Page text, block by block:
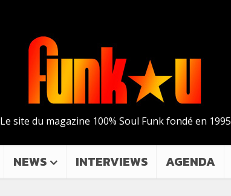
Le site du magazine 100% Soul Funk fondé en 1995
NEWS INTERVIEWS AGENDA